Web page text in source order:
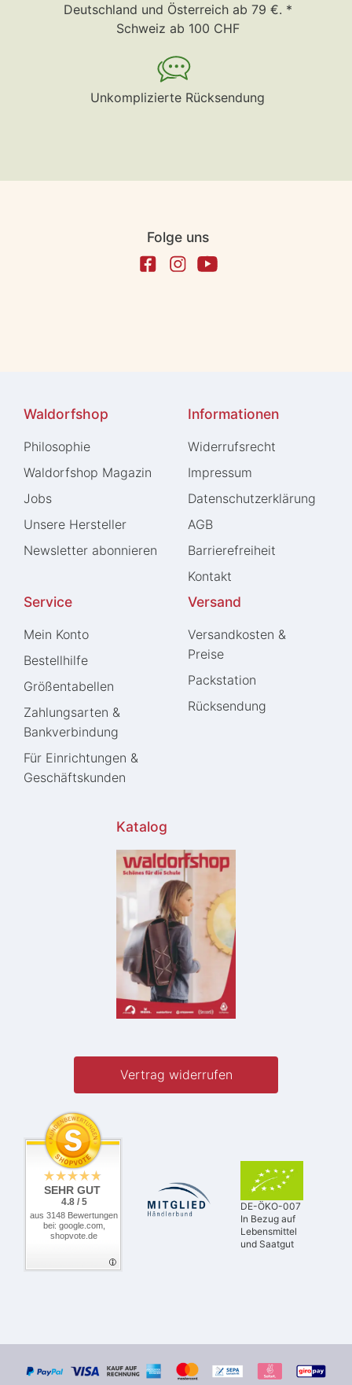
Deutschland und Österreich ab 79 €. *
Schweiz ab 100 CHF
Unkomplizierte Rücksendung
Folge uns
Waldorfshop
Philosophie
Waldorfshop Magazin
Jobs
Unsere Hersteller
Newsletter abonnieren
Informationen
Widerrufs­recht
Impressum
Daten­schutz­erklärung
AGB
Barrierefreiheit
Kontakt
Service
Mein Konto
Bestellhilfe
Größentabellen
Zahlungsarten &
Bankverbindung
Für Einrichtungen &
Geschäftskunden
Versand
Versandkosten &
Preise
Packstation
Rücksendung
Katalog
Vertrag widerrufen
SEHR GUT
4.8 / 5
aus 3148 Bewertungen
bei: google.com,
shopvote.de
DE-ÖKO-007
In Bezug auf
Lebensmittel
und Saatgut